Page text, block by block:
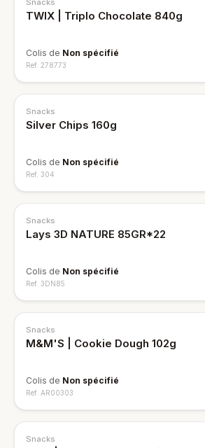
Snacks
TWIX | Triplo Chocolate 840g
Colis de Non spécifié
Ref. 278773
Snacks
Silver Chips 160g
Colis de Non spécifié
Ref. 304
Snacks
Lays 3D NATURE 85GR*22
Colis de Non spécifié
Ref. 3DN85
Snacks
M&M'S | Cookie Dough 102g
Colis de Non spécifié
Ref. AR00303
Snacks